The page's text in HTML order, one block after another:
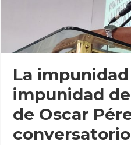
La
impunidad
de Oscar
conversatorio